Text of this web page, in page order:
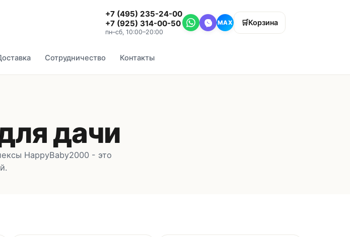
+7 (495) 235-24-00
+7 (925) 314-00-50
пн–сб, 10:00–20:00
MAX 🛒Корзина
Сотрудничество Контакты
дачи
HappyBaby2000 - это